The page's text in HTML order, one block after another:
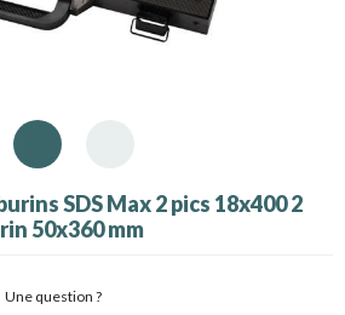
SDS Max 2 pics 18x400 2
50x360 mm
Une question ?